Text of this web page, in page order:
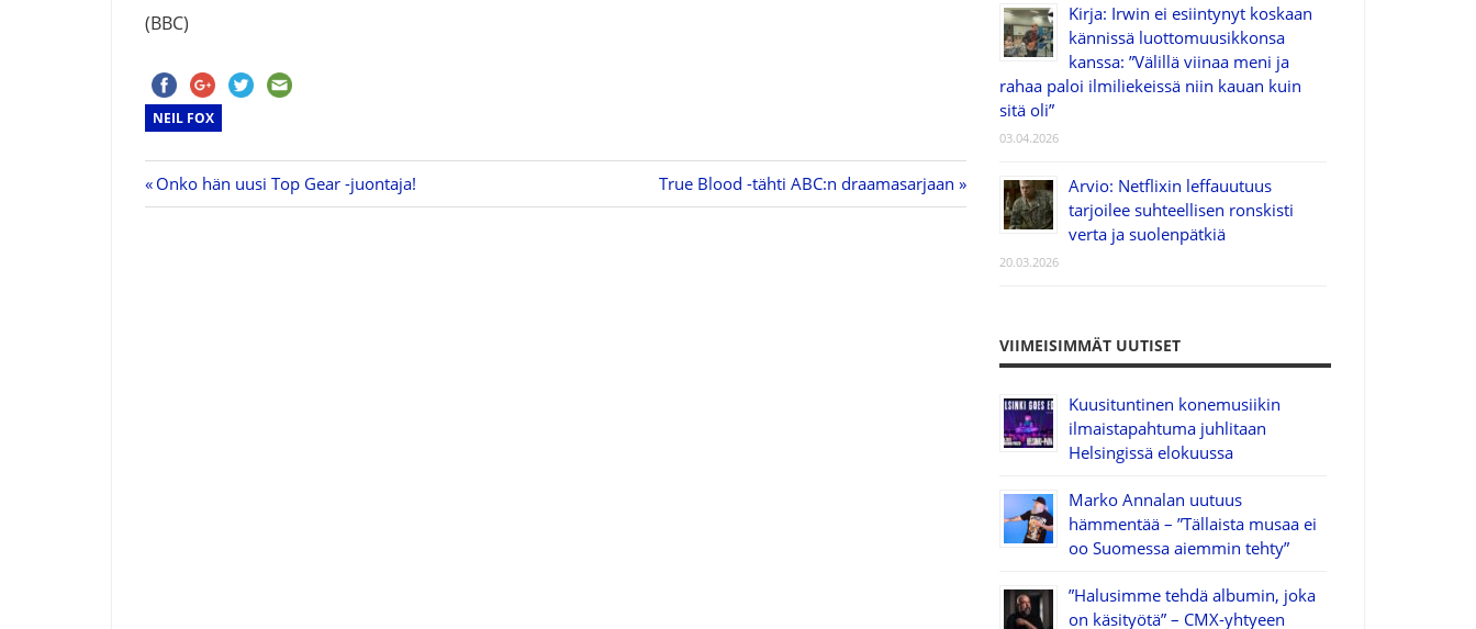
(BBC)
NEIL FOX
Artikkelien
Previous
Post:
Onko hän uusi Top Gear -juontaja!
Next
Post:
True Blood -tähti ABC:n draamasarjaan
Kirja: Irwin ei esiintynyt koskaan
kännissä luottomuusikkonsa
kanssa: ”Välillä viinaa meni ja
rahaa paloi ilmiliekeissä niin kauan kuin
sitä oli”
03.04.2026
Arvio: Netflixin leffauutuus
tarjoilee suhteellisen ronskisti
verta ja suolenpätkiä
20.03.2026
VIIMEISIMMÄT UUTISET
Kuusituntinen konemusiikin
ilmaistapahtuma juhlitaan
Helsingissä elokuussa
Marko Annalan uutuus
hämmentää – ”Tällaista musaa ei
oo Suomessa aiemmin tehty”
”Halusimme tehdä albumin, joka
on käsityötä” – CMX-yhtyeen